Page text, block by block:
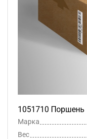
1051710 Поршень
Марка
Вес